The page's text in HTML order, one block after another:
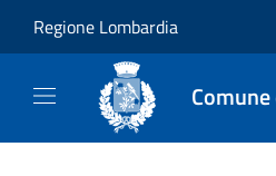
Regione Lombardia